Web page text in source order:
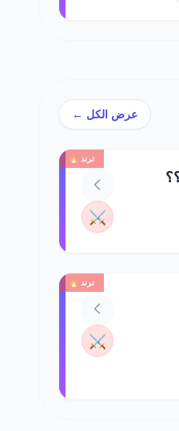
عرض الكل ←
ترند 🔥
⚔️
ترند 🔥
⚔️